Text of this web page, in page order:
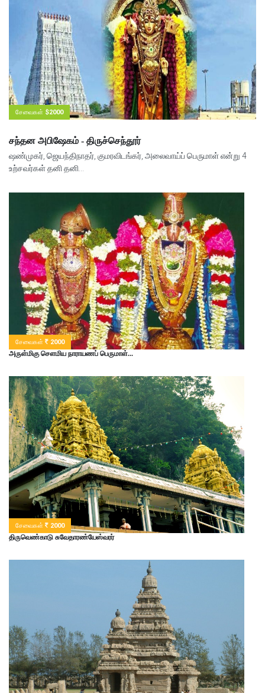
சேவைகள் $2000
சந்தன அபிஷேகம் - திருச்செந்தூர்
ஷண்முகர், ஜெயந்திநாதர், குமரவிடங்கர், அலைவாய்ப் பெருமாள் என்று 4
உற்சவர்கள் தனி தனி...
சேவைகள் 2000
அருள்மிகு சௌமிய நாராயணப் பெருமாள்...
சேவைகள் 2000
திருவெண்காடு சுவேதாரண்யேஸ்வரர்